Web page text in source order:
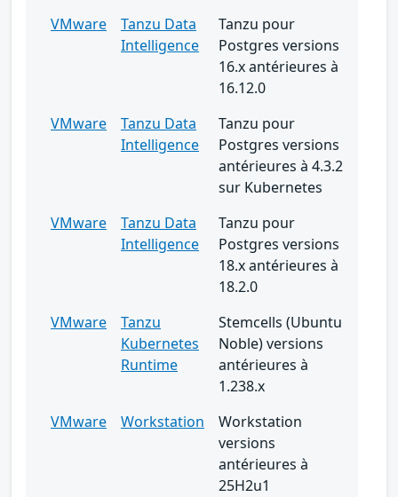
VMware
Tanzu Data
Intelligence
Tanzu pour
Postgres versions
16.x antérieures à
16.12.0
VMware
Tanzu Data
Intelligence
Tanzu pour
Postgres versions
antérieures à 4.3.2
sur Kubernetes
VMware
Tanzu Data
Intelligence
Tanzu pour
Postgres versions
18.x antérieures à
18.2.0
VMware
Tanzu
Kubernetes
Runtime
Stemcells (Ubuntu
Noble) versions
antérieures à
1.238.x
VMware
Workstation
Workstation
versions
antérieures à
25H2u1